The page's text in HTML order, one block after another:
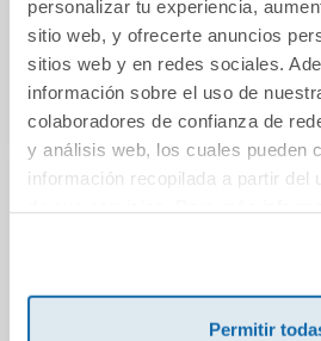
personalizar tu experiencia,
sitio web, y ofrecerte anuncios
sitios web y en redes sociales.
información sobre el uso de
colaboradores de confianza de
y análisis web, los cuales pueden
información recopilada a partir del
Permitir
Una temporada en
[Edición ilustrada]
JUGAR